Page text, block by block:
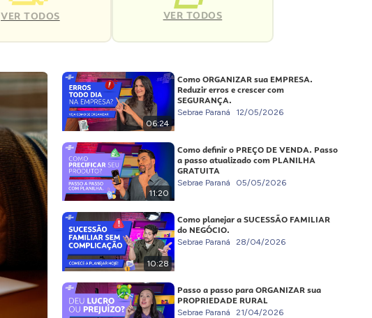
VER TODOS VER TODOS
06:24
Como ORGANIZAR sua EMPRESA.
Reduzir erros e crescer com
SEGURANÇA.
Sebrae Paraná 12/05/2026
11:20
Como definir o PREÇO DE VENDA. Passo
a passo atualizado com PLANILHA
GRATUITA
Sebrae Paraná 05/05/2026
10:28
Como planejar a SUCESSÃO FAMILIAR
do NEGÓCIO.
Sebrae Paraná 28/04/2026
Passo a passo para ORGANIZAR sua
PROPRIEDADE RURAL
Sebrae Paraná 21/04/2026